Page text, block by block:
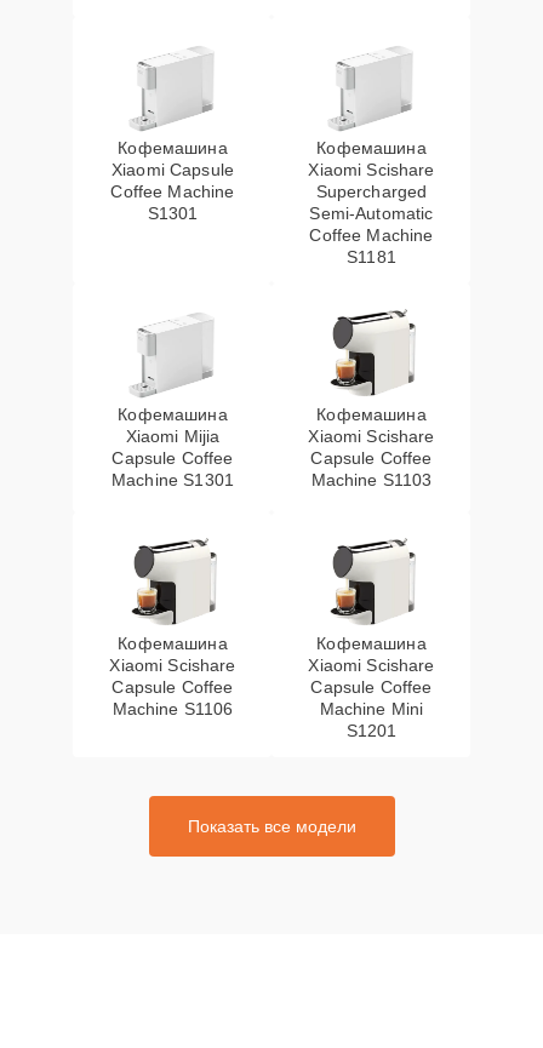
Кофемашина
Xiaomi Capsule
Coffee Machine
S1301
Кофемашина
Xiaomi Scishare
Supercharged
Semi‑Automatic
Coffee Machine
S1181
Кофемашина
Xiaomi Mijia
Capsule Coffee
Machine S1301
Кофемашина
Xiaomi Scishare
Capsule Coffee
Machine S1103
Кофемашина
Xiaomi Scishare
Capsule Coffee
Machine S1106
Кофемашина
Xiaomi Scishare
Capsule Coffee
Machine Mini
S1201
Показать все модели